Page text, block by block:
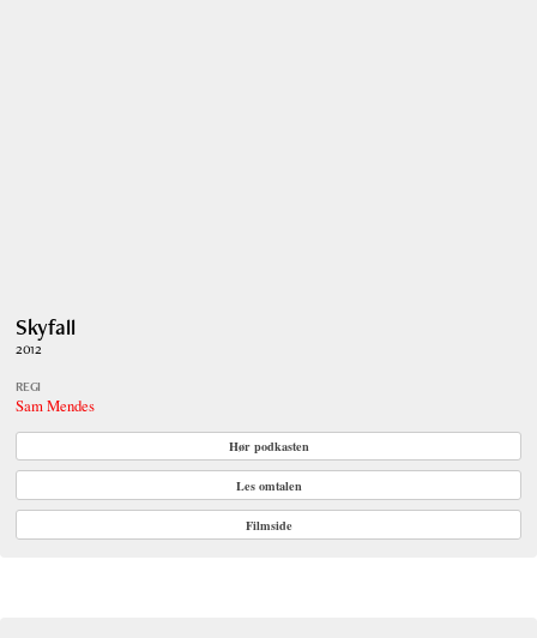
Skyfall
2012
REGI
Sam Mendes
Hør podkasten
Les omtalen
Filmside